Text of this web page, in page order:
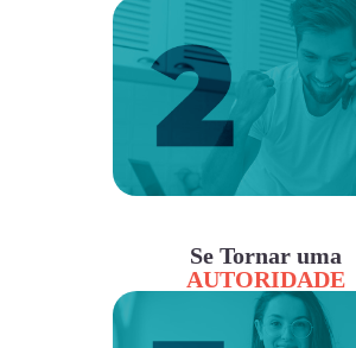
Se Tornar uma
AUTORIDADE